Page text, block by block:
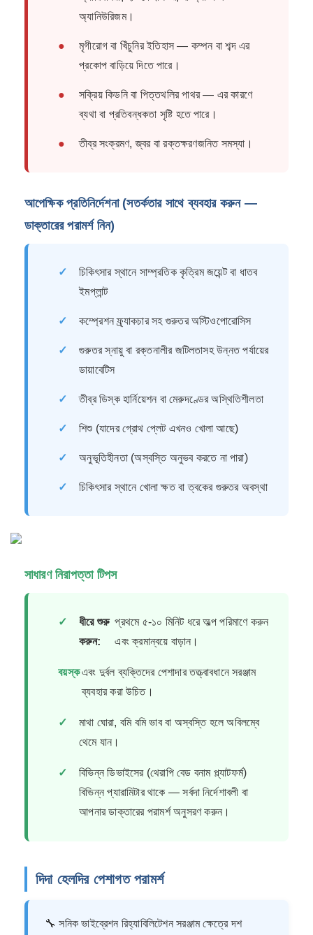
অ্যানিউরিজম।
●
মৃগীরোগ বা খিঁচুনির ইতিহাস — কম্পন বা শব্দ এর
প্রকোপ বাড়িয়ে দিতে পারে।
●
সক্রিয় কিডনি বা পিত্তথলির পাথর — এর কারণে
ব্যথা বা প্রতিবন্ধকতা সৃষ্টি হতে পারে।
● তীব্র সংক্রমণ, জ্বর বা রক্তক্ষরণজনিত সমস্যা।
আপেক্ষিক প্রতিনির্দেশনা (সতর্কতার সাথে ব্যবহার করুন —
ডাক্তারের পরামর্শ নিন)
✓
চিকিৎসার স্থানে সাম্প্রতিক কৃত্রিম জয়েন্ট বা ধাতব
ইমপ্লান্ট
✓ কম্প্রেশন ফ্র্যাকচার সহ গুরুতর অস্টিওপোরোসিস
✓
গুরুতর স্নায়ু বা রক্তনালীর জটিলতাসহ উন্নত পর্যায়ের
ডায়াবেটিস
✓ তীব্র ডিস্ক হার্নিয়েশন বা মেরুদণ্ডের অস্থিতিশীলতা
✓ শিশু (যাদের গ্রোথ প্লেট এখনও খোলা আছে)
✓ অনুভূতিহীনতা (অস্বস্তি অনুভব করতে না পারা)
✓ চিকিৎসার স্থানে খোলা ক্ষত বা ত্বকের গুরুতর অবস্থা
সাধারণ নিরাপত্তা টিপস
✓
ধীরে শুরু
করুন:
প্রথমে ৫-১০ মিনিট ধরে অল্প পরিমাণে করুন
এবং ক্রমান্বয়ে বাড়ান।
বয়স্কএবং দুর্বল ব্যক্তিদের পেশাদার তত্ত্বাবধানে সরঞ্জাম
ব্যবহার করা উচিত।
✓
মাথা ঘোরা, বমি বমি ভাব বা অস্বস্তি হলে অবিলম্বে
থেমে যান।
✓
বিভিন্ন ডিভাইসের (থেরাপি বেড বনাম প্ল্যাটফর্ম)
বিভিন্ন প্যারামিটার থাকে — সর্বদা নির্দেশাবলী বা
আপনার ডাক্তারের পরামর্শ অনুসরণ করুন।
দিদা হেলদির পেশাগত পরামর্শ
🔧 সনিক ভাইব্রেশন রিহ্যাবিলিটেশন সরঞ্জাম ক্ষেত্রে দশ